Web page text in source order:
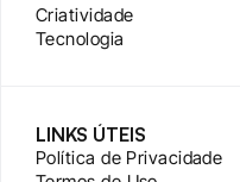
Criatividade
Tecnologia
LINKS ÚTEIS
Política de Privacidade